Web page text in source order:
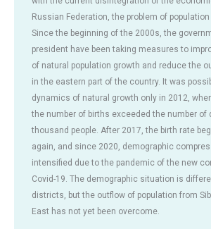
Russian Federation, the problem of
Since the beginning of the 2000s, the
president have been taking measures to
of natural population growth and reduce the
in the eastern part of the country. It was
dynamics of natural growth only in 2012,
the number of births exceeded the number of
thousand people. After 2017, the birth rate
again, and since 2020, demographic
intensified due to the pandemic of the new
Covid-19. The demographic situation is
districts, but the outflow of population from
East has not yet been overcome.